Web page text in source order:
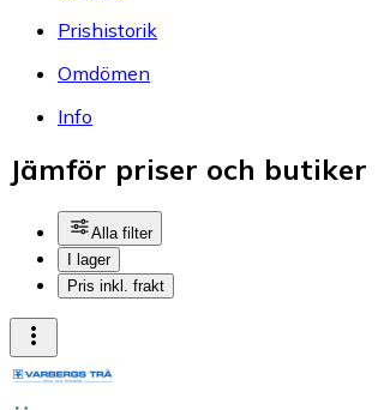
Prishistorik
Omdömen
Info
Jämför priser och butiker
Alla filter
I lager
Pris inkl. frakt